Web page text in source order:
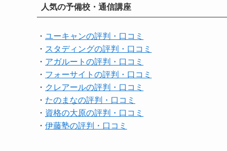
人気の予備校・通信講座
・ ユーキャンの評判・口コミ
・ スタディングの評判・口コミ
・ アガルートの評判・口コミ
・ フォーサイトの評判・口コミ
・ クレアールの評判・口コミ
・ たのまなの評判・口コミ
・ 資格の大原の評判・口コミ
・ 伊藤塾の評判・口コミ